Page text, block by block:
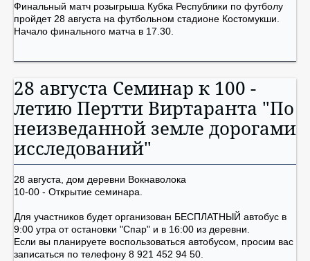
Финальный матч розыгрыша Кубка Республики по футболу
пройдет 28 августа на футбольном стадионе Костомукши.
Начало финального матча в 17.30.
28 августа Семинар к 100 -
летию Пертти Виртаранта "По
неизведанной земле дорогами
исследований"
28 августа, дом деревни Вокнаволока
10-00 - Открытие семинара.
Для участников будет организован БЕСПЛАТНЫЙ автобус в
9:00 утра от остановки "Спар" и в 16:00 из деревни.
Если вы планируете воспользоваться автобусом, просим вас
записаться по телефону 8 921 452 94 50.